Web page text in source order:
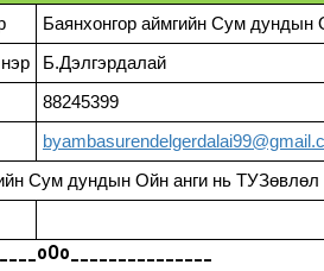
Баянхонгор аймгийн Сум дундын
Б.Дэлгэрдалай
88245399
Сум дундын Ойн анги нь ТУЗөвлөл